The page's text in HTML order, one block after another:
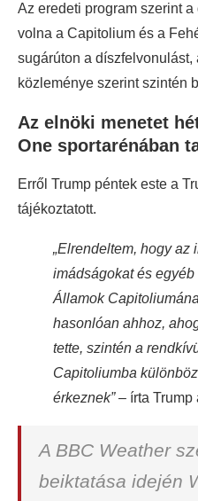
Az eredeti program szerint
volna a Capitolium és a
sugárúton a díszfelvonulást,
közleménye szerint szintén
Az elnöki menetet
One sportarénában
Erről Trump péntek este a
tájékoztatott.
„Elrendeltem, hogy az
imádságokat és
Államok
hasonlóan ahhoz,
tette, szintén a
Capitoliumba
érkeznek”– írta Trump
A BBC Weather
beiktatása idején